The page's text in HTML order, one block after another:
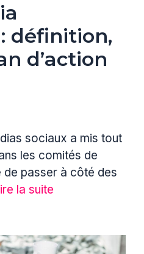
définition,
d’action
sociaux a mis tout
les comités de
de passer à côté des
la suite